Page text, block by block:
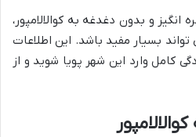
انگیز و بدون دغدغه به کوالالامپور،
بسیار مفید باشد. این اطلاعات
کامل وارد این شهر پویا شوید و از